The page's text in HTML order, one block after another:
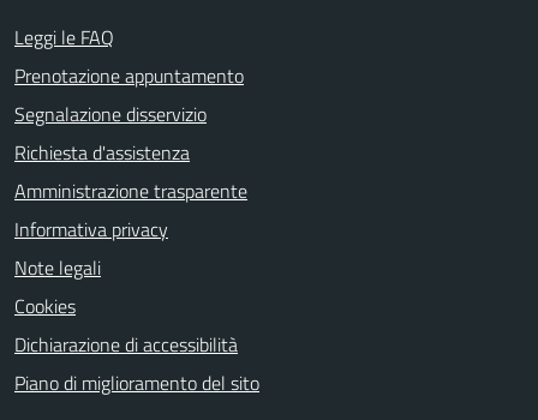
Leggi le FAQ
Prenotazione appuntamento
Segnalazione disservizio
Richiesta d'assistenza
Amministrazione trasparente
Informativa privacy
Note legali
Cookies
Dichiarazione di accessibilità
Piano di miglioramento del sito